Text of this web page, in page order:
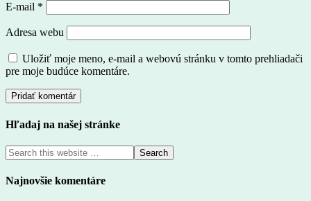
E-mail *
Adresa webu
Uložiť moje meno, e-mail a webovú stránku v tomto prehliadači
pre moje budúce komentáre.
Hľadaj na našej stránke
Najnovšie komentáre